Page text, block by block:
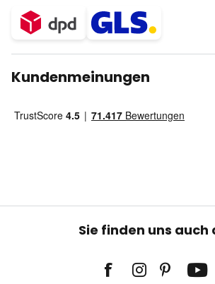
Kundenmeinungen
Sie finden uns auch